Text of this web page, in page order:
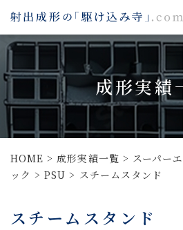
成形実績
HOME > 成形実績一覧 > スーパー
ック >PSU > スチームスタンド
スチームスタンド